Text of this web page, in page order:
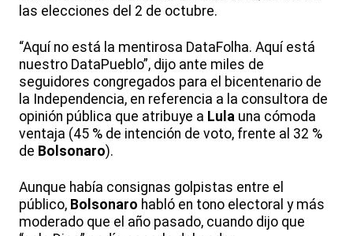
las elecciones del 2 de octubre.
“Aquí no está la mentirosa DataFolha. Aquí está
nuestro DataPueblo”, dijo ante miles de
seguidores congregados para el bicentenario de
la Independencia, en referencia a la consultora de
opinión pública que atribuye a Lula una cómoda
ventaja (45 % de intención de voto, frente al 32 %
de Bolsonaro).
Aunque había consignas golpistas entre el
público, Bolsonaro habló en tono electoral y más
moderado que el año pasado, cuando dijo que